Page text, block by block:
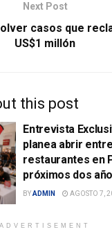
Next Post
casos que
US$1 millón
this post
Entrevista
planea abrir
restaurantes en
próximos dos
BYADMIN AGOSTO 7,
ADVERTISEMENT